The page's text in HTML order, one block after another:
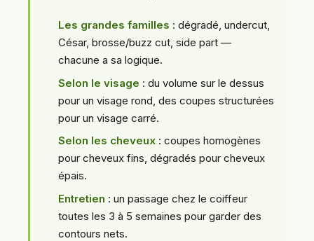
Les grandes familles : dégradé, undercut,
César, brosse/buzz cut, side part —
chacune a sa logique.
Selon le visage : du volume sur le dessus
pour un visage rond, des coupes structurées
pour un visage carré.
Selon les cheveux : coupes homogènes
pour cheveux fins, dégradés pour cheveux
épais.
Entretien : un passage chez le coiffeur
toutes les 3 à 5 semaines pour garder des
contours nets.